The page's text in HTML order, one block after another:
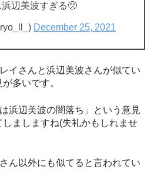
辺美波すぎる🥺
December 25, 2021
イさんと浜辺美波さんが似てい
多いです。
浜辺美波の闇落ち」という意見
ましますね(失礼かもしれませ
ん以外にも似てると言われてい